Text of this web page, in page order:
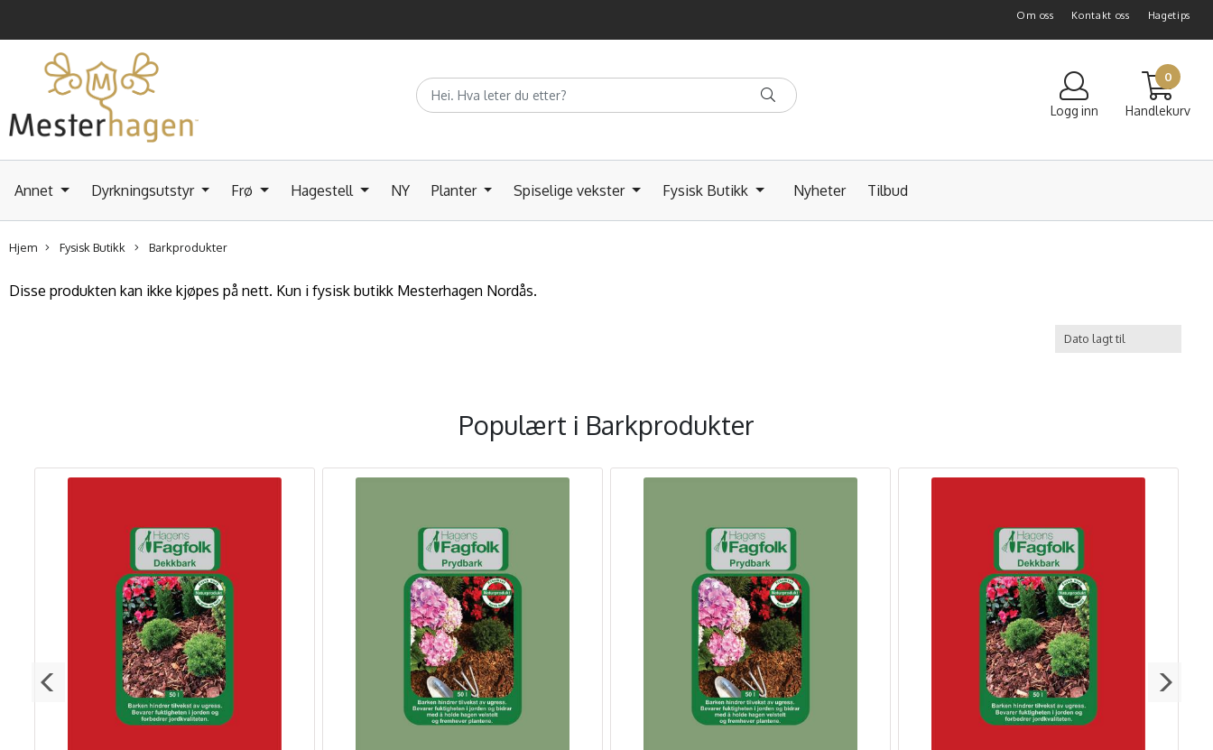
Om oss Kontakt oss Hagetips
Logg inn
0
Handlekurv
Annet Dyrkningsutstyr Frø Hagestell NY Planter Spiselige vekster Fysisk Butikk Nyheter Tilbud
Hjem Fysisk Butikk Barkprodukter
Disse produkten kan ikke kjøpes på nett. Kun i fysisk butikk Mesterhagen Nordås.
Populært i Barkprodukter